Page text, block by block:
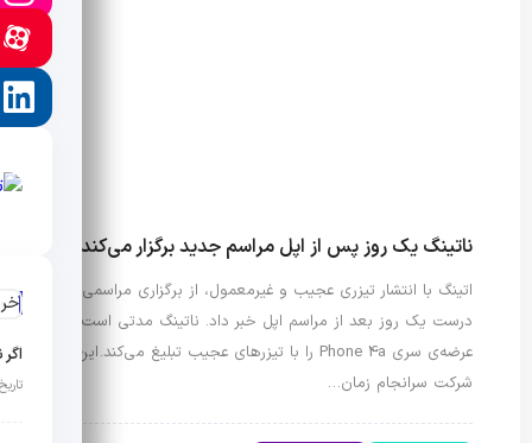
تاریخ
ناتینگ یک روز پس از اپل مراسم جدید برگزار می‌کند
اتینگ با انتشار تیزری عجیب و غیرمعمول، از برگزاری مراسمی
درست یک روز بعد از مراسم اپل خبر داد. ناتینگ مدتی است
عرضه‌ی سری Phone 4a را با تیزرهای عجیب تبلیغ می‌کند. این
شرکت سرانجام زمان…